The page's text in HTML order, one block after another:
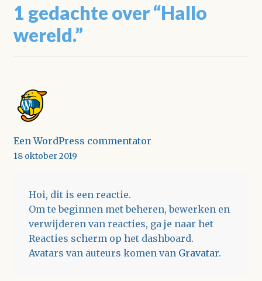
1 gedachte over “Hallo
wereld.”
Een WordPress commentator
18 oktober 2019
Hoi, dit is een reactie.
Om te beginnen met beheren, bewerken en
verwijderen van reacties, ga je naar het
Reacties scherm op het dashboard.
Avatars van auteurs komen van Gravatar.